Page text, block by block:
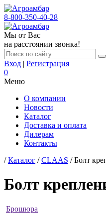
8-800-350-40-28
Мы от Вас
на расстоянии звонка!
Вход | Регистрация
0
Меню
О компании
Новости
Каталог
Доставка и оплата
Дилерам
Контакты
/Каталог /CLAAS / Болт
Болт
Брошюра